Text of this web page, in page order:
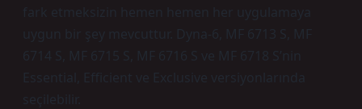
fark etmeksizin hemen hemen her uygulamaya
uygun bir şey mevcuttur. Dyna-6, MF 6713 S, MF
6714 S, MF 6715 S, MF 6716 S ve MF 6718 S’nin
Essential, Efficient ve Exclusive versiyonlarında
seçilebilir.